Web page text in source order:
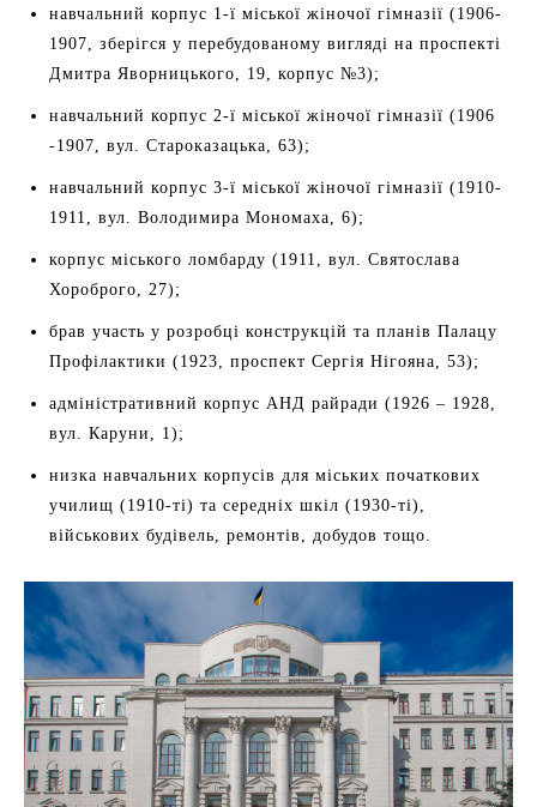
навчальний корпус 1-ї міської жіночої гімназії (1906-
1907, зберігся у перебудованому вигляді на проспекті
Дмитра Яворницького, 19, корпус №3);
навчальний корпус 2-ї міської жіночої гімназії (1906
-1907, вул. Староказацька, 63);
навчальний корпус 3-ї міської жіночої гімназії (1910-
1911, вул. Володимира Мономаха, 6);
корпус міського ломбарду (1911, вул. Святослава
Хороброго, 27);
брав участь у розробці конструкцій та планів Палацу
Профілактики (1923, проспект Сергія Нігояна, 53);
адміністративний корпус АНД райради (1926 – 1928,
вул. Каруни, 1);
низка навчальних корпусів для міських початкових
училищ (1910-ті) та середніх шкіл (1930-ті),
військових будівель, ремонтів, добудов тощо.